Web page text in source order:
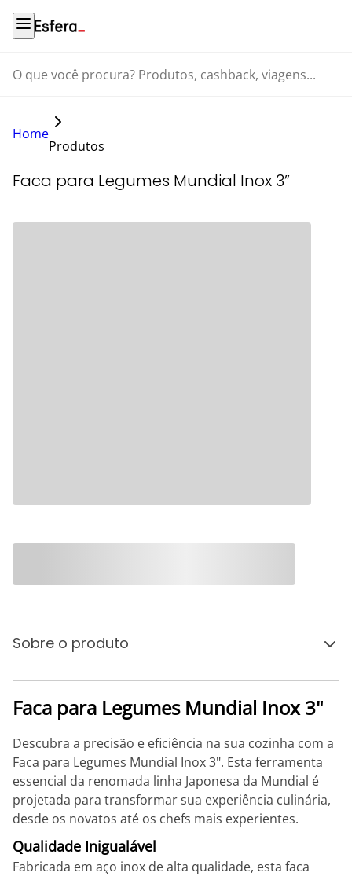
O que você procura? Produtos, cashback, viagens...
Home
Produtos
Faca para Legumes Mundial Inox 3”
Sobre o produto
Faca para Legumes Mundial Inox 3"
Descubra a precisão e eficiência na sua cozinha com a
Faca para Legumes Mundial Inox 3". Esta ferramenta
essencial da renomada linha Japonesa da Mundial é
projetada para transformar sua experiência culinária,
desde os novatos até os chefs mais experientes.
Qualidade Inigualável
Fabricada em aço inox de alta qualidade, esta faca